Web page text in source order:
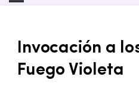
Invocación a
Fuego Violeta